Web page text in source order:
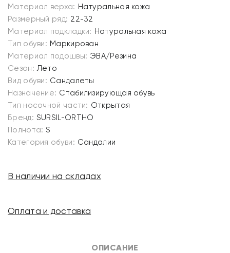
ОПИСАНИЕ
Материал верха: Натуральная кожа
Размерный ряд: 22-32
Материал подкладки: Натуральная кожа
Тип обуви: Маркирован
Материал подошвы: ЭВА/Резина
Сезон: Лето
Вид обуви: Сандалеты
Назначение: Стабилизирующая обувь
Тип носочной части: Открытая
Бренд: SURSIL-ORTHO
Полнота: S
Категория обуви: Сандалии
В наличии на складах
Оплата и доставка